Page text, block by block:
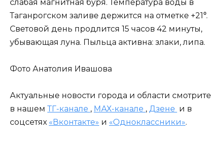
слабая магнитная буря. Температура воды в
Таганрогском заливе держится на отметке +21°.
Световой день продлится 15 часов 42 минуты,
убывающая луна. Пыльца активна: злаки, липа.
Фото Анатолия Ивашова
Актуальные новости города и области смотрите
в нашем ТГ-канале , МАХ-канале , Дзене и в
соцсетях «Вконтакте» и «Одноклассники».